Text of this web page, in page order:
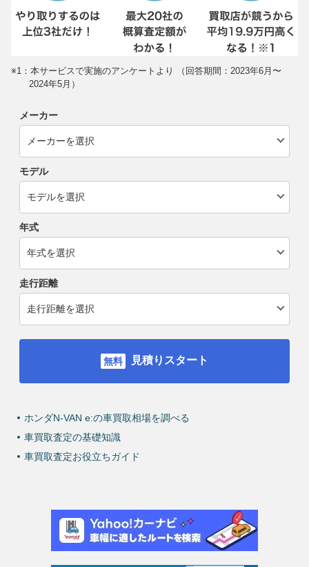
※1：本サービスで実施のアンケートより （回答期間：2023年6月〜
2024年5月）
メーカー
モデル
年式
走行距離
見積りスタート
ホンダN-VAN e:の車買取相場を調べる
車買取査定の基礎知識
車買取査定お役立ちガイド